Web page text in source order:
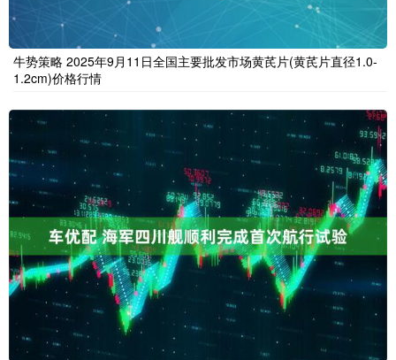
牛势策略 2025年9月11日全国主要批发市场黄芪片(黄芪片直径1.0-
1.2cm)价格行情